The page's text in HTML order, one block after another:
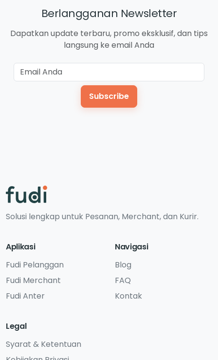
Berlangganan Newsletter
Dapatkan update terbaru, promo eksklusif, dan tips
langsung ke email Anda
Subscribe
Solusi lengkap untuk Pesanan, Merchant, dan Kurir.
Aplikasi
Fudi Pelanggan
Fudi Merchant
Fudi Anter
Navigasi
Blog
FAQ
Kontak
Legal
Syarat & Ketentuan